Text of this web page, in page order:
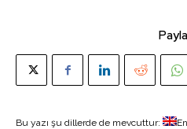
Bu yazı şu dillerde de mevcuttur: